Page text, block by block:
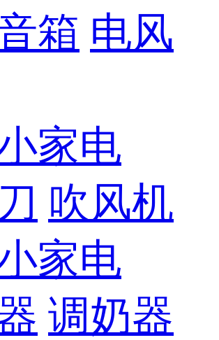
箱 电风
家电
吹风机
家电
调奶器